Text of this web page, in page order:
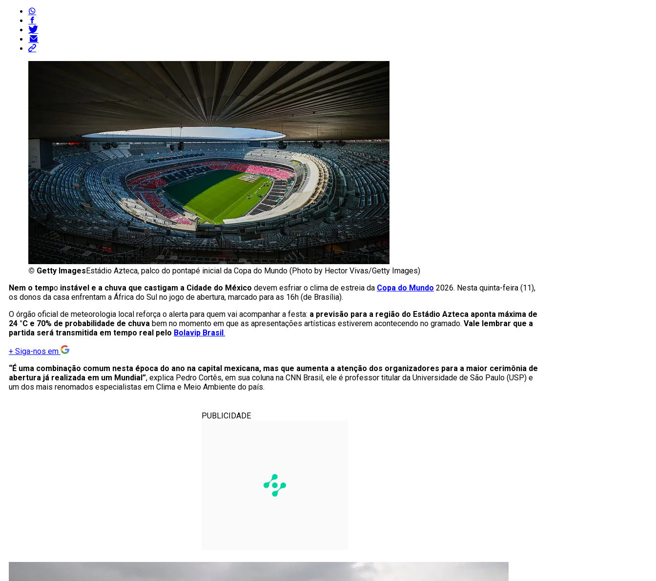
© Getty Images Estádio Azteca, palco do pontapé inicial da Copa do Mundo (Photo by Hector Vivas/Getty Images)
Nem o tempo instável e a chuva que castigam a Cidade do México devem esfriar o clima de estreia da Copa do Mundo 2026. Nesta quinta-feira (11),
os donos da casa enfrentam a África do Sul no jogo de abertura, marcado para as 16h (de Brasília).
O órgão oficial de meteorologia local reforça o alerta para quem vai acompanhar a festa: a previsão para a região do Estádio Azteca aponta máxima de
24 °C e 70% de probabilidade de chuva bem no momento em que as apresentações artísticas estiverem acontecendo no gramado. Vale lembrar que a
partida será transmitida em tempo real pelo Bolavip Brasil .
+ Siga-nos em
“É uma combinação comum nesta época do ano na capital mexicana, mas que aumenta a atenção dos organizadores para a maior cerimônia de
abertura já realizada em um Mundial”, explica Pedro Cortês, em sua coluna na CNN Brasil, ele é professor titular da Universidade de São Paulo (USP) e
um dos mais renomados especialistas em Clima e Meio Ambiente do país.
PUBLICIDADE